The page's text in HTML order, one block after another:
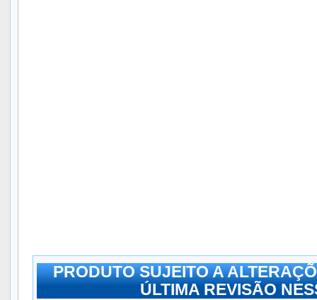
PRODUTO SUJEITO A
ÚLTIMA REVISÃO